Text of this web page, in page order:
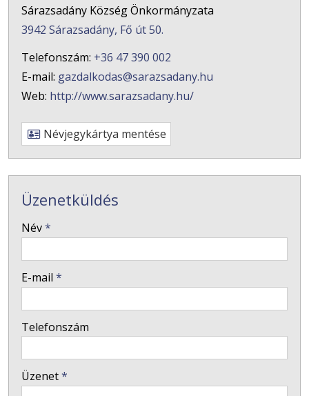
Sárazsadány Község Önkormányzata
3942 Sárazsadány, Fő út 50.
Telefonszám: +36 47 390 002
E-mail: gazdalkodas@sarazsadany.hu
Web: http://www.sarazsadany.hu/
Névjegykártya mentése
Üzenetküldés
-
Név*
E-mail *
Telefonszám
Üzenet*